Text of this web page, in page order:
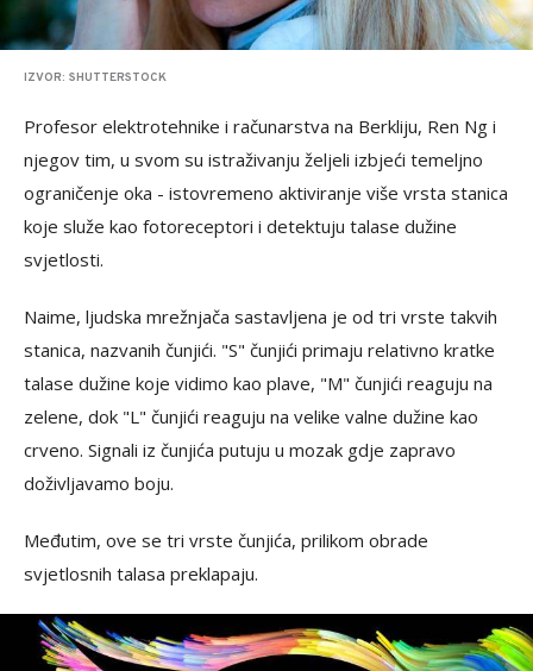
IZVOR: SHUTTERSTOCK
Profesor elektrotehnike i računarstva na Berkliju, Ren Ng i
njegov tim, u svom su istraživanju željeli izbjeći temeljno
ograničenje oka - istovremeno aktiviranje više vrsta stanica
koje služe kao fotoreceptori i detektuju talase dužine
svjetlosti.
Naime, ljudska mrežnjača sastavljena je od tri vrste takvih
stanica, nazvanih čunjići. "S" čunjići primaju relativno kratke
talase dužine koje vidimo kao plave, "M" čunjići reaguju na
zelene, dok "L" čunjići reaguju na velike valne dužine kao
crveno. Signali iz čunjića putuju u mozak gdje zapravo
doživljavamo boju.
Međutim, ove se tri vrste čunjića, prilikom obrade
svjetlosnih talasa preklapaju.